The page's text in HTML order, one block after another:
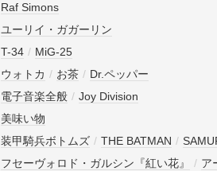
Raf Simons
ユーリイ・ガガーリン
T-34 / MiG-25
ウォトカ / お茶 / Dr.ペッパー
電子音楽全般 / Joy Division
美味い物
装甲騎兵ボトムズ / THE BATMAN /
フセーヴォロド・ガルシン『紅い花』 / ア